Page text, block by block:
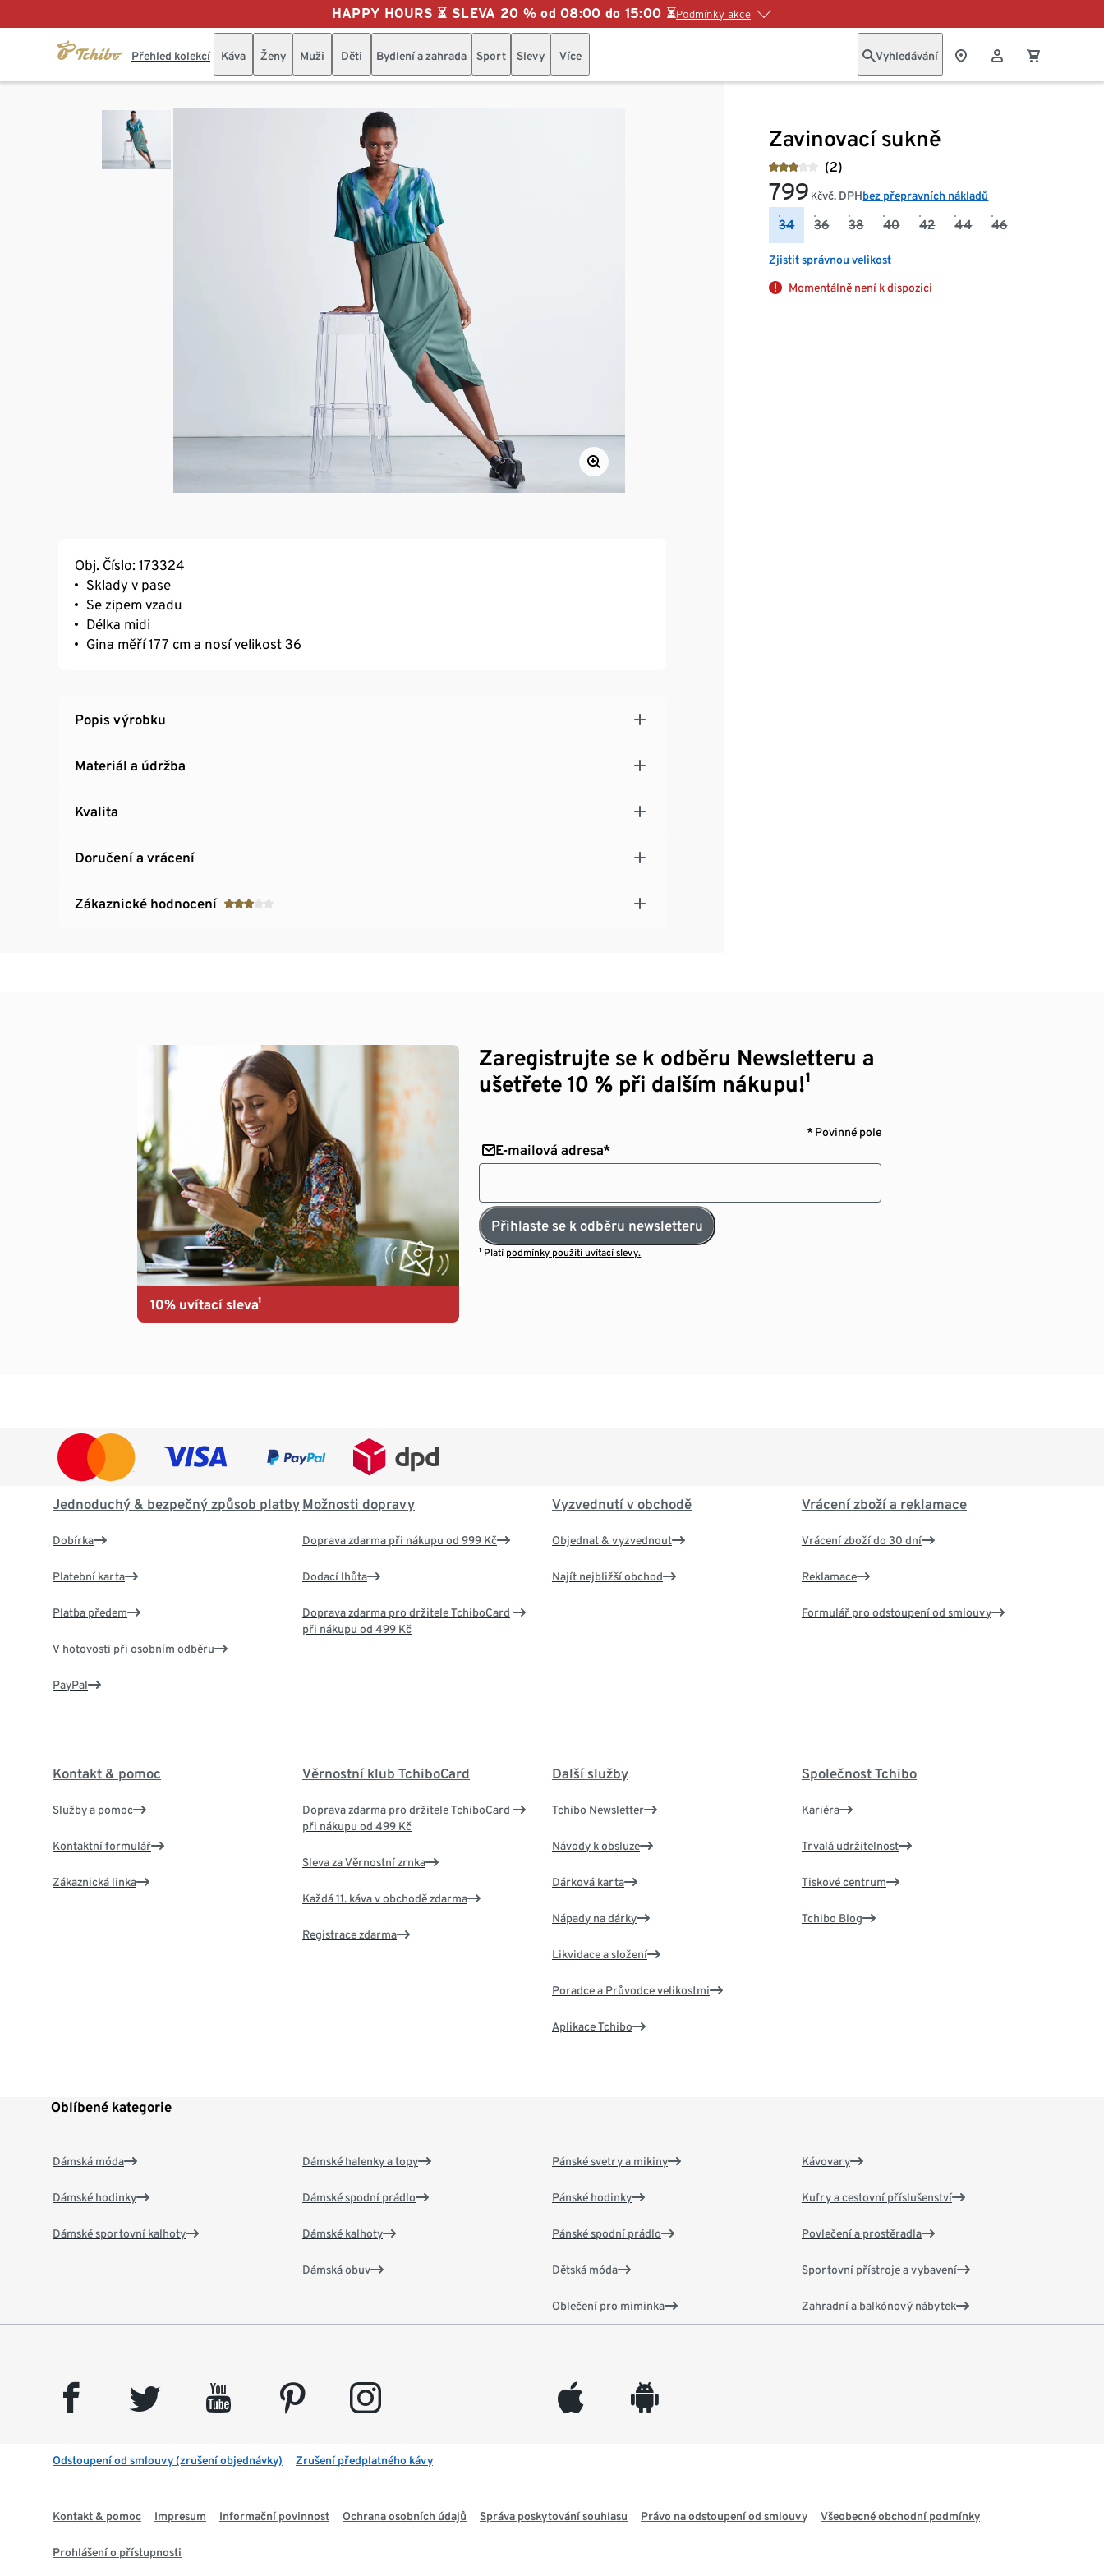
HAPPY HOURS ⏳ SLEVA 20 % od 08:00 do 15:00 ⏳Podmínky akce
Přehled kolekcí Káva Ženy Muži Děti Bydlení a zahrada Sport Slevy Více Vyhledávání
Zavinovací sukně
(2)
799 Kčvč. DPHbez přepravních nákladů
34 36 38 40 42 44 46
Zjistit správnou velikost
Momentálně není k dispozici
Obj. Číslo: 173324
Sklady v pase
Se zipem vzadu
Délka midi
Gina měří 177 cm a nosí velikost 36
Popis výrobku
Materiál a údržba
Kvalita
Doručení a vrácení
Zákaznické hodnocení
10% uvítací sleva¹
Zaregistrujte se k odběru Newsletteru a
ušetřete 10 % při dalším nákupu!¹
* Povinné pole
E-mailová adresa*
Přihlaste se k odběru newsletteru
¹ Platí podmínky použití uvítací slevy.
Jednoduchý & bezpečný způsob platby
Dobírka
Platební karta
Platba předem
V hotovosti při osobním odběru
PayPal
Možnosti dopravy
Doprava zdarma při nákupu od 999 Kč
Dodací lhůta
Doprava zdarma pro držitele TchiboCard
při nákupu od 499 Kč
Vyzvednutí v obchodě
Objednat & vyzvednout
Najít nejbližší obchod
Vrácení zboží a reklamace
Vrácení zboží do 30 dní
Reklamace
Formulář pro odstoupení od smlouvy
Kontakt & pomoc
Služby a pomoc
Kontaktní formulář
Zákaznická linka
Věrnostní klub TchiboCard
Doprava zdarma pro držitele TchiboCard
při nákupu od 499 Kč
Sleva za Věrnostní zrnka
Každá 11. káva v obchodě zdarma
Registrace zdarma
Další služby
Tchibo Newsletter
Návody k obsluze
Dárková karta
Nápady na dárky
Likvidace a složení
Poradce a Průvodce velikostmi
Aplikace Tchibo
Společnost Tchibo
Kariéra
Trvalá udržitelnost
Tiskové centrum
Tchibo Blog
Oblíbené kategorie
Dámská móda
Dámské hodinky
Dámské sportovní kalhoty
Dámské halenky a topy
Dámské spodní prádlo
Dámské kalhoty
Dámská obuv
Pánské svetry a mikiny
Pánské hodinky
Pánské spodní prádlo
Dětská móda
Oblečení pro miminka
Kávovary
Kufry a cestovní příslušenství
Povlečení a prostěradla
Sportovní přístroje a vybavení
Zahradní a balkónový nábytek
facebook twitter youtube pinterest instagram appleinc android
Odstoupení od smlouvy (zrušení objednávky) Zrušení předplatného kávy
Kontakt & pomoc Impresum Informační povinnost Ochrana osobních údajů Správa poskytování souhlasu Právo na odstoupení od smlouvy Všeobecné obchodní podmínky
Prohlášení o přístupnosti